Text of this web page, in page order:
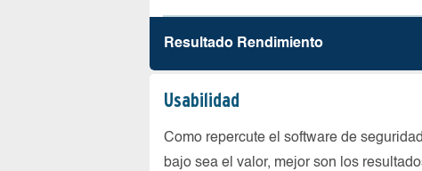
Resultado Rendimiento
Usabilidad
Como repercute el software de
bajo sea el valor, mejor son los